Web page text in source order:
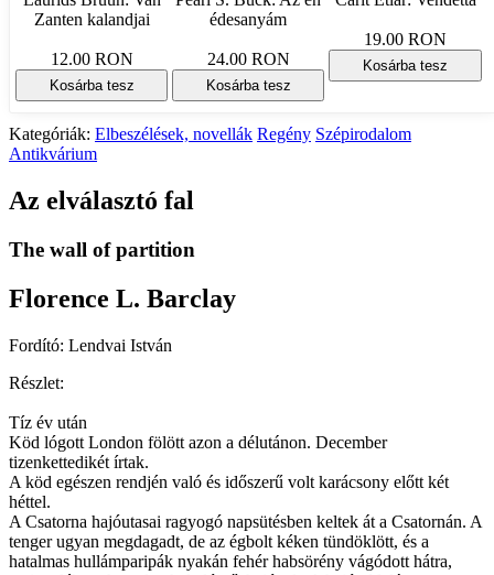
Zanten kalandjai
12.00 RON
Kosárba tesz
édesanyám
24.00 RON
Kosárba tesz
19.00 RON
Kosárba tesz
Kategóriák: Elbeszélések, novellák Regény Szépirodalom
Antikvárium
Az elválasztó fal
The wall of partition
Florence L. Barclay
Fordító: Lendvai István
Részlet:
Tíz év után
Köd lógott London fölött azon a délutánon. December
tizenkettedikét írtak.
A köd egészen rendjén való és időszerű volt karácsony előtt két
héttel.
A Csatorna hajóutasai ragyogó napsütésben keltek át a Csatornán. A
tenger ugyan megdagadt, de az égbolt kéken tündöklött, és a
hatalmas hullámparipák nyakán fehér habsörény vágódott hátra,